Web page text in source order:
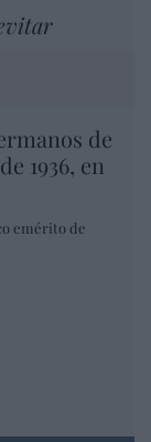
de
1936, en
emérito de